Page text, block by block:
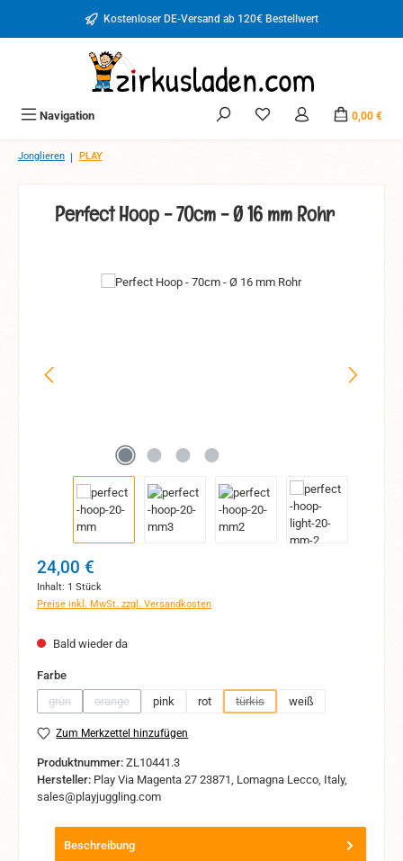
Zum Hauptinhalt springenKostenloser DE-Versand ab 120€ Bestellwert
Navigation Du hast 0 Produkte auf
0,00 €
Jonglieren | PLAY
Perfect Hoop - 70cm - Ø 16 mm Rohr
Bildergalerie überspringen
Regulärer Preis:
24,00 €
Inhalt: 1 Stück
Preise inkl. MwSt. zzgl. Versandkosten
Bald wieder da
Farbeauswählen
grün
(Diese Option ist zurzeit nicht verfügbar.)
orange
(Diese Option ist zurzeit nicht verfügbar.)
pink rot türkis
(Diese Option ist zurzeit nicht
weiß
Zum Merkzettel hinzufügen
Produktnummer: ZL10441.3
Hersteller: Play Via Magenta 27 23871, Lomagna Lecco, Italy,
sales@playjuggling.com
Beschreibung